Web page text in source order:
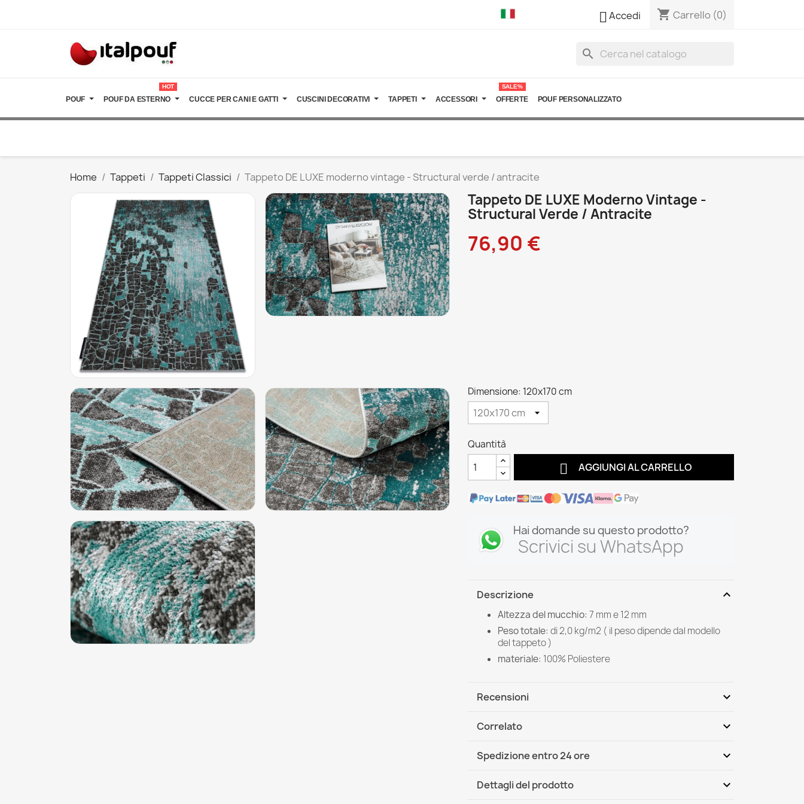
Accedi shopping_cart Carrello (0)
search
POUF POUF DA ESTERNO
HOT
CUCCE PER CANI E GATTI CUSCINI DECORATIVI TAPPETI ACCESSORI OFFERTE
SALE%
POUF PERSONALIZZATO
Home Tappeti Tappeti Classici Tappeto DE LUXE moderno vintage - Structural verde / antracite
Tappeto DE LUXE Moderno Vintage -
Structural Verde / Antracite
76,90 €
Dimensione: 120x170 cm
Quantità
 AGGIUNGI AL CARRELLO
Hai domande su questo prodotto?
Scrivici su WhatsApp
Descrizione expand_more
Altezza del mucchio: 7 mm e 12 mm
Peso totale: di2,0 kg/m2 ( il peso dipende dal modello
del tappeto )
materiale: 100% Poliestere
Recensioni expand_more
Correlato expand_more
Spedizione entro 24 ore expand_more
DHL / GLS International
Dettagli del prodotto expand_more